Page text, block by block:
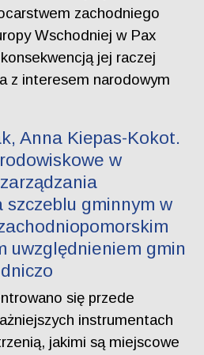
zachodniego
Wschodniej w Pax
jej raczej
z interesem narodowym
Anna Kiepas-Kokot.
w
szczeblu gminnym w
uwzględnieniem gmin
się przede
instrumentach
jakimi są miejscowe